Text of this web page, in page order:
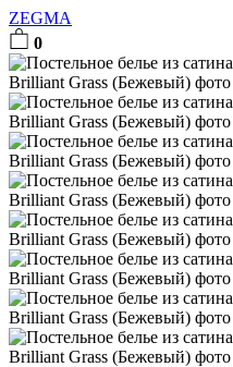
ZEGMA
0